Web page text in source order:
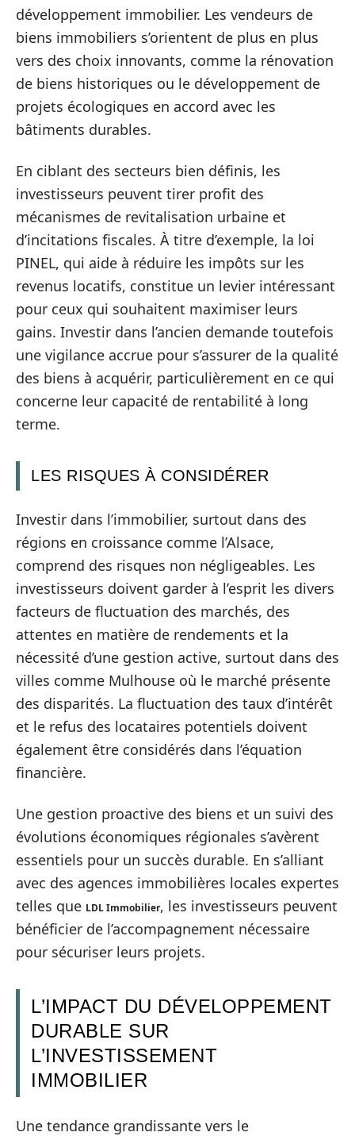
développement immobilier. Les vendeurs de
biens immobiliers s’orientent de plus en plus
vers des choix innovants, comme la rénovation
de biens historiques ou le développement de
projets écologiques en accord avec les
bâtiments durables.
En ciblant des secteurs bien définis, les
investisseurs peuvent tirer profit des
mécanismes de revitalisation urbaine et
d’incitations fiscales. À titre d’exemple, la loi
PINEL, qui aide à réduire les impôts sur les
revenus locatifs, constitue un levier intéressant
pour ceux qui souhaitent maximiser leurs
gains. Investir dans l’ancien demande toutefois
une vigilance accrue pour s’assurer de la qualité
des biens à acquérir, particulièrement en ce qui
concerne leur capacité de rentabilité à long
terme.
LES RISQUES À CONSIDÉRER
Investir dans l’immobilier, surtout dans des
régions en croissance comme l’Alsace,
comprend des risques non négligeables. Les
investisseurs doivent garder à l’esprit les divers
facteurs de fluctuation des marchés, des
attentes en matière de rendements et la
nécessité d’une gestion active, surtout dans des
villes comme Mulhouse où le marché présente
des disparités. La fluctuation des taux d’intérêt
et le refus des locataires potentiels doivent
également être considérés dans l’équation
financière.
Une gestion proactive des biens et un suivi des
évolutions économiques régionales s’avèrent
essentiels pour un succès durable. En s’alliant
avec des agences immobilières locales expertes
telles que LDL Immobilier, les investisseurs peuvent
bénéficier de l’accompagnement nécessaire
pour sécuriser leurs projets.
L’IMPACT DU DÉVELOPPEMENT
DURABLE SUR
L’INVESTISSEMENT
IMMOBILIER
Une tendance grandissante vers le